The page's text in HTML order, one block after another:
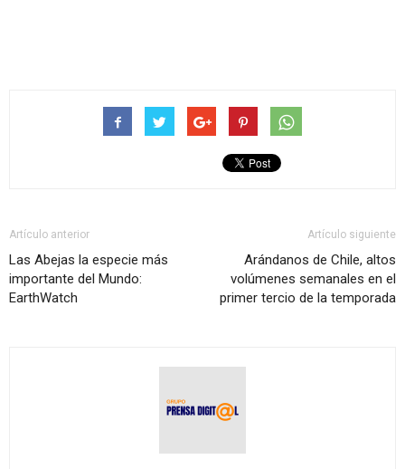
Artículo anterior
Las Abejas la especie más
importante del Mundo:
EarthWatch
Artículo siguiente
Arándanos de Chile, altos
volúmenes semanales en el
primer tercio de la temporada